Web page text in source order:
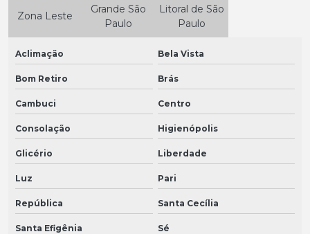
Zona Leste
Grande São
Paulo
Litoral de São
Paulo
Aclimação Bela Vista
Bom Retiro Brás
Cambuci Centro
Consolação Higienópolis
Glicério Liberdade
Luz Pari
República Santa Cecília
Santa Efigênia Sé